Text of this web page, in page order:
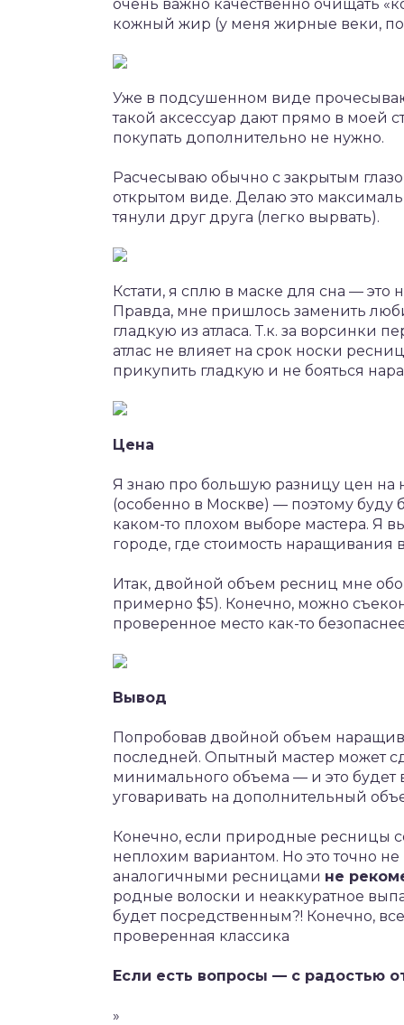
очень важно качественно очищать
кожный жир (у меня жирные веки,
Уже в подсушенном виде
такой аксессуар дают прямо в моей
покупать дополнительно не нужно.
Расчесываю обычно с закрытым
открытом виде. Делаю это
тянули друг друга (легко вырвать).
Кстати, я сплю в маске для сна —
Правда, мне пришлось заменить
гладкую из атласа. Т.к. за ворсинки
атлас не влияет на срок носки
прикупить гладкую и не бояться
Цена
Я знаю про большую разницу цен
(особенно в Москве) — поэтому буду
каком-то плохом выборе мастера. Я
городе, где стоимость наращивания
Итак, двойной объем ресниц мне
примерно $5). Конечно, можно
проверенное место как-то
Вывод
Попробовав двойной объем
последней. Опытный мастер может
минимального объема — и это
уговаривать на дополнительный
Конечно, если природные ресницы
неплохим вариантом. Но это точно
аналогичными ресницами не
родные волоски и неаккуратное
будет посредственным?! Конечно,
проверенная классика
Если есть вопросы — с радостью
»